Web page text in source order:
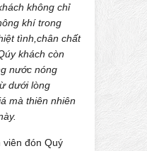
không chỉ
khí trong
tình,chân chất
khách còn
nước nóng
dưới lòng
mà thiên nhiên
đón Quý